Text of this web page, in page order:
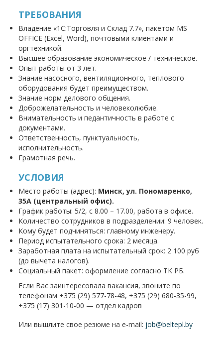
ТРЕБОВАНИЯ
Владение «1С:Торговля и Склад 7.7», пакетом MS
OFFICE (Excel, Word), почтовыми клиентами и
оргтехникой.
Высшее образование экономическое / техническое.
Опыт работы от 3 лет.
Знание насосного, вентиляционного, теплового
оборудования будет преимуществом.
Знание норм делового общения.
Доброжелательность и человеколюбие.
Внимательность и педантичность в работе с
документами.
Ответственность, пунктуальность,
исполнительность.
Грамотная речь.
УСЛОВИЯ
Место работы (адрес): Минск, ул. Пономаренко,
35А (центральный офис).
График работы: 5/2, с 8.00 – 17.00, работа в офисе.
Количество сотрудников в подразделении: 9 человек.
Кому будет подчиняться: главному инженеру.
Период испытательного срока: 2 месяца.
Заработная плата на испытательный срок: 2 100 руб
(до вычета налогов).
Социальный пакет: оформление согласно ТК РБ.
Если Вас заинтересовала вакансия, звоните по
телефонам +375 (29) 577-78-48, +375 (29) 680-35-99,
+375 (17) 301-10-00 — отдел кадров
Или вышлите свое резюме на e-mail: job@beltepl.by